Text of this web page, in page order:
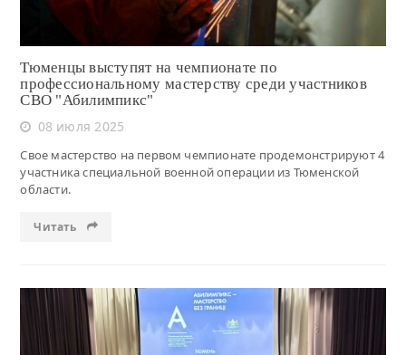
Тюменцы выступят на чемпионате по
профессиональному мастерству среди участников
СВО "Абилимпикс"
08 июля 2025
Свое мастерство на первом чемпионате продемонстрируют 4
участника специальной военной операции из Тюменской
области.
Читать